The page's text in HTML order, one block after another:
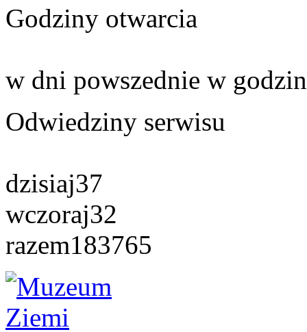
Godziny otwarcia
w dni powszednie w
Odwiedziny serwisu
dzisiaj37
wczoraj32
razem183765